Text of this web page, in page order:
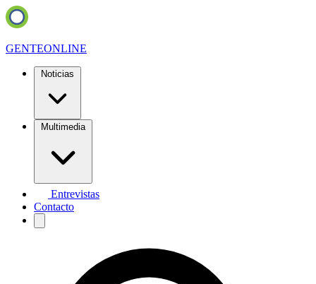
GENTEONLINE
Noticias
Multimedia
Entrevistas
Contacto